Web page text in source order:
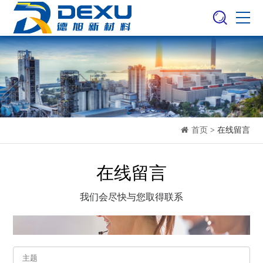
首页 > 在线留言
在线留言
我们会尽快与您取得联系